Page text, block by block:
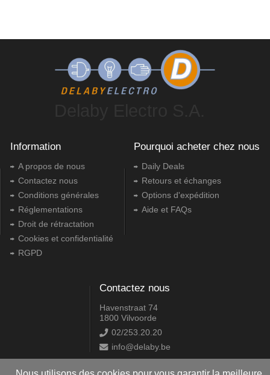
Information
A propos de nous
Contactez nous
Conditions générales
Réglementations
Droit de rétractation
Cookies et confidentialité
RGPD
Pourquoi acheter chez nous
Daily Deals
Retours et échanges
Options d'expédition
Aide et FAQs
Contactez nous
Havenstraat 74
1800 Vilvoorde
02/253.20.20
info@delaby.be